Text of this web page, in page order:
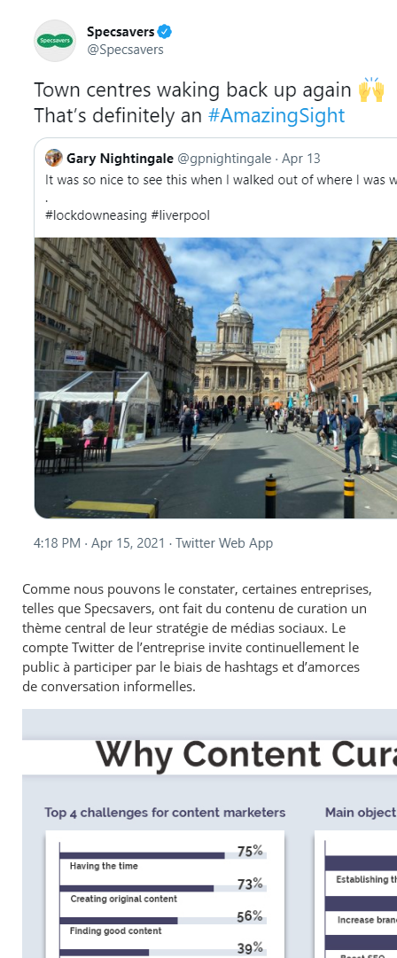
Comme nous pouvons le constater, certaines entreprises,
telles que Specsavers, ont fait du contenu de curation un
thème central de leur stratégie de médias sociaux. Le
compte Twitter de l’entreprise invite continuellement le
public à participer par le biais de hashtags et d’amorces
de conversation informelles.